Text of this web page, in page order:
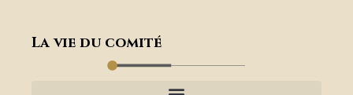
La vie du comité